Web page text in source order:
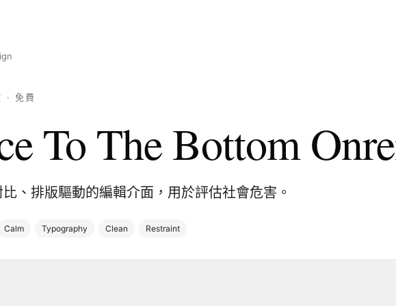
· 免費
To The Bottom
、排版驅動的編輯介面，用於評估社會危害。
Calm Typography Clean Restraint